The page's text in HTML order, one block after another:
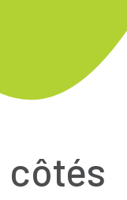
côtés